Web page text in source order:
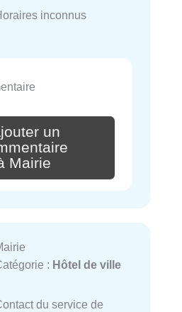
inconnus
un
Mairie
: Hôtel de ville
du service de